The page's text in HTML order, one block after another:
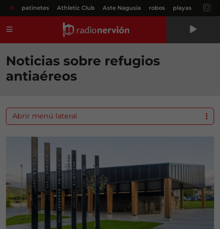
# patinetes Athletic Club Aste Nagusia robos playas
Noticias sobre refugios
antiaéreos
Abrir menú lateral